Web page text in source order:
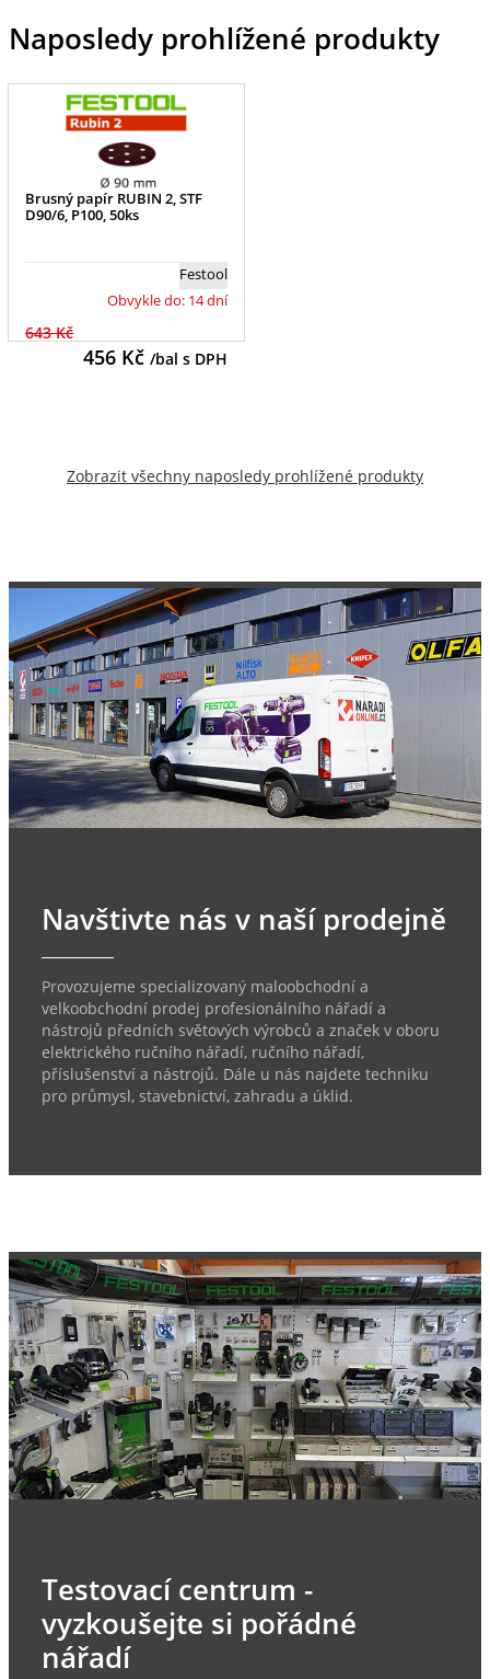
Naposledy prohlížené produkty
Brusný papír RUBIN 2, STF
D90/6, P100, 50ks
Festool
Obvykle do: 14 dní
643 Kč
456Kč /bal s DPH
Zobrazit všechny naposledy prohlížené produkty
Navštivte nás v naší prodejně
Provozujeme specializovaný maloobchodní a
velkoobchodní prodej profesionálního nářadí a
nástrojů předních světových výrobců a značek v oboru
elektrického ručního nářadí, ručního nářadí,
příslušenství a nástrojů. Dále u nás najdete techniku
pro průmysl, stavebnictví, zahradu a úklid.
Testovací centrum -
vyzkoušejte si pořádné
nářadí